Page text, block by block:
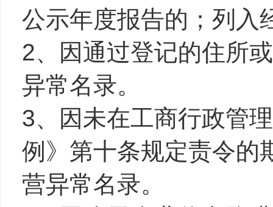
公示年度报告的；列入
2、因通过登记的住所
异常名录。
3、因未在工商行政管
例》第十条规定责令的
营异常名录。